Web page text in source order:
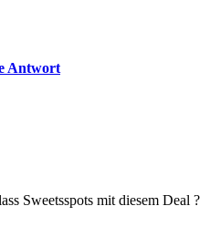
Antwort
Sweetsspots mit diesem Deal ?